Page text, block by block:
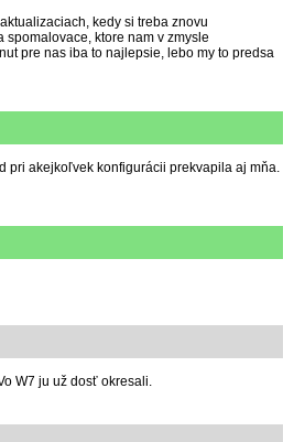
kedy si treba znovu
ktore nam v zmysle
pre nas iba to najlepsie, lebo my to predsa
pri akejkoľvek konfigurácii prekvapila aj mňa.
W7 ju už dosť okresali.